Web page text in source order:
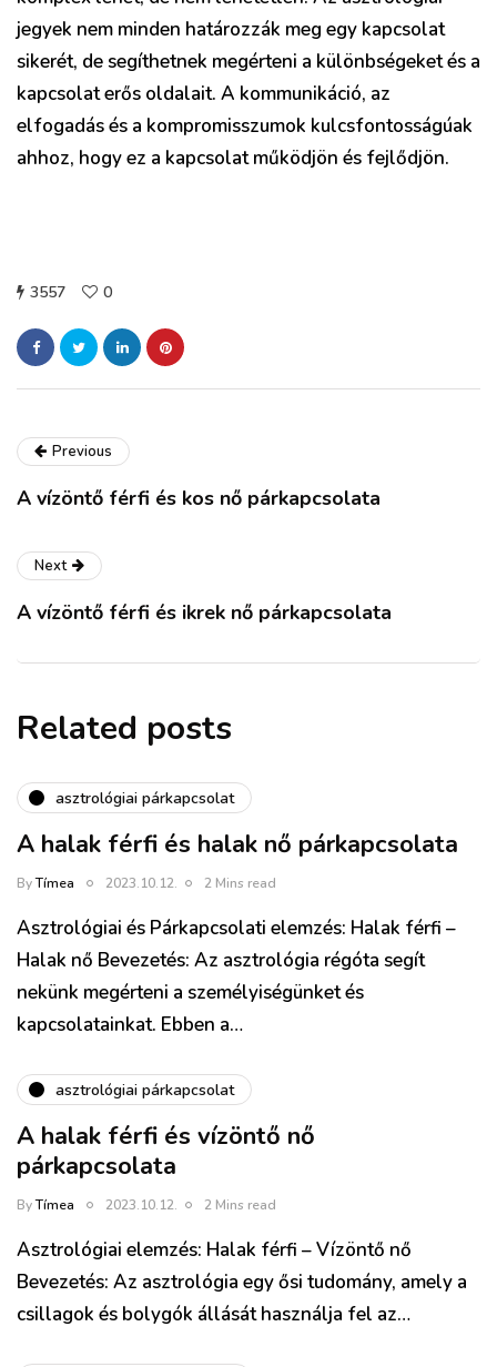
jegyek nem minden határozzák meg egy kapcsolat
sikerét, de segíthetnek megérteni a különbségeket és a
kapcsolat erős oldalait. A kommunikáció, az
elfogadás és a kompromisszumok kulcsfontosságúak
ahhoz, hogy ez a kapcsolat működjön és fejlődjön.
3557 0
Previous
A vízöntő férfi és kos nő párkapcsolata
Next
A vízöntő férfi és ikrek nő párkapcsolata
Related posts
asztrológiai párkapcsolat
A halak férfi és halak nő párkapcsolata
ByTímea 2023.10.12. 2 Mins read
Asztrológiai és Párkapcsolati elemzés: Halak férfi –
Halak nő Bevezetés: Az asztrológia régóta segít
nekünk megérteni a személyiségünket és
kapcsolatainkat. Ebben a…
asztrológiai párkapcsolat
A halak férfi és vízöntő nő
párkapcsolata
ByTímea 2023.10.12. 2 Mins read
Asztrológiai elemzés: Halak férfi – Vízöntő nő
Bevezetés: Az asztrológia egy ősi tudomány, amely a
csillagok és bolygók állását használja fel az…